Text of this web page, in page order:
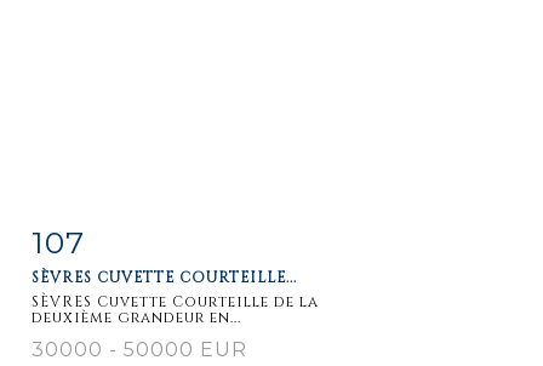
Item detail
107
SÈVRES CUVETTE COURTEILLE...
SÈVRES Cuvette Courteille de la
deuxième grandeur en...
30000 - 50000 EUR